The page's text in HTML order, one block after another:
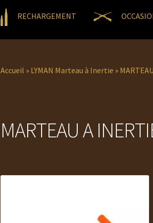
RECHARGEMENT
Accueil » LYMAN Marteau à Inertie »
MARTEAU A